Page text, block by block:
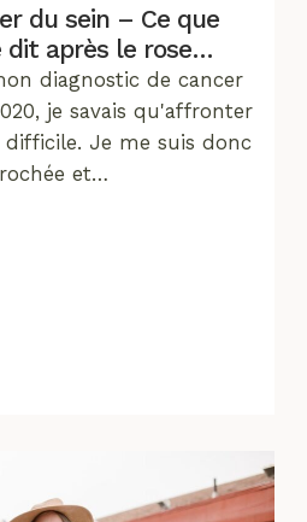
du sein – Ce que
dit après le rose…
diagnostic de cancer
je savais qu'affronter
Je me suis donc
et…